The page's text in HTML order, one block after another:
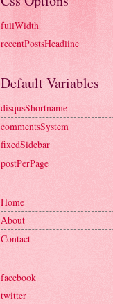
fullWidth
recentPostsHeadline
Default Variables
disqusShortname
commentsSystem
fixedSidebar
postPerPage
Home
About
Contact
facebook
twitter